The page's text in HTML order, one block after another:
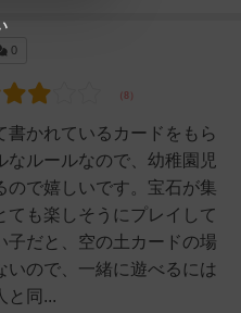
0
書かれているカードをもら
なルールなので、幼稚園児
ので嬉しいです。宝石が集
ても楽しそうにプレイして
子だと、空の土カードの場
いので、一緒に遊べるには
と同...